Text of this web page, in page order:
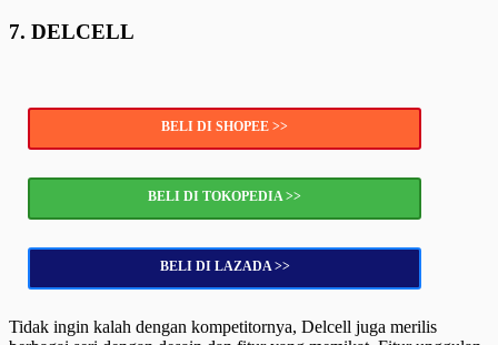
7. DELCELL
BELI DI SHOPEE >>
BELI DI TOKOPEDIA >>
BELI DI LAZADA >>
Tidak ingin kalah dengan kompetitornya, Delcell juga merilis